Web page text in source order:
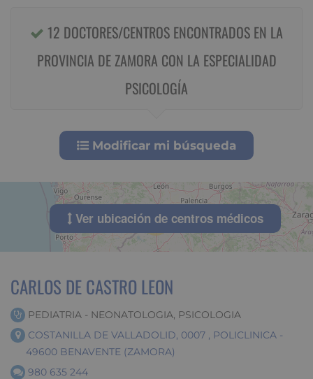
12 DOCTORES/CENTROS ENCONTRADOS EN LA
PROVINCIA DE ZAMORA CON LA ESPECIALIDAD
PSICOLOGÍA
Modificar mi búsqueda
Ver ubicación de centros médicos
12
CARLOS DE CASTRO LEON
PEDIATRIA - NEONATOLOGIA, PSICOLOGIA
COSTANILLA DE VALLADOLID, 0007 , POLICLINICA -
49600 BENAVENTE (ZAMORA)
980 635 244